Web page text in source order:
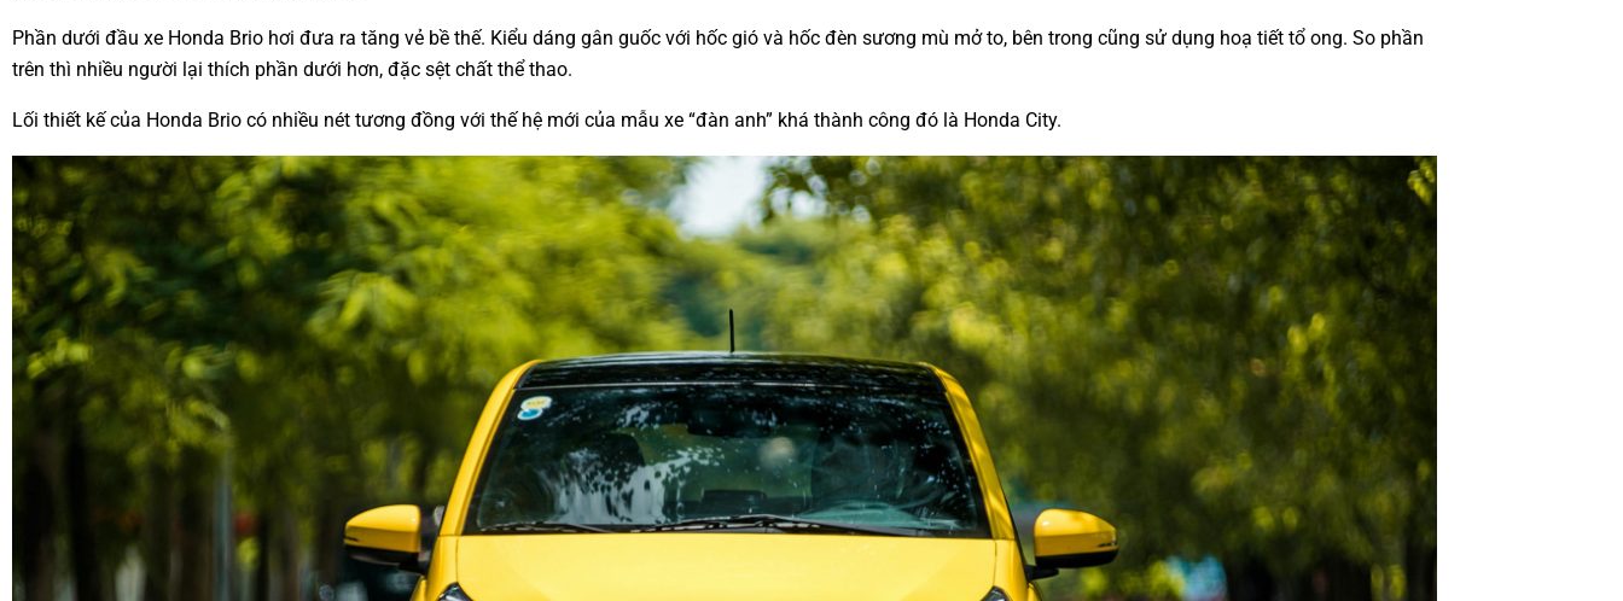
Phần dưới đầu xe Honda Brio hơi đưa ra tăng vẻ bề thế. Kiểu dáng gân guốc với hốc gió và hốc đèn sương mù mở to, bên trong cũng sử dụng hoạ tiết tổ ong. So phần
trên thì nhiều người lại thích phần dưới hơn, đặc sệt chất thể thao.
Lối thiết kế của Honda Brio có nhiều nét tương đồng với thế hệ mới của mẫu xe “đàn anh” khá thành công đó là Honda City.